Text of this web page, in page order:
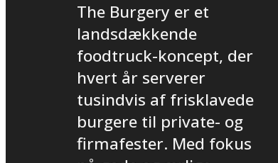
The Burgery er et
landsdækkende
foodtruck-koncept, der
hvert år serverer
tusindvis af frisklavede
burgere til private- og
firmafester. Med fokus